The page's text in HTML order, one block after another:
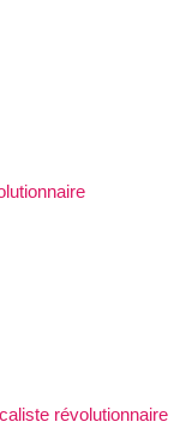
révolutionnaire